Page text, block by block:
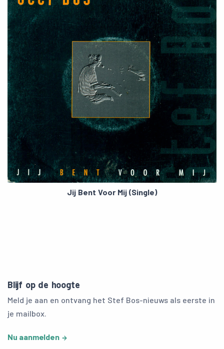
Jij Bent Voor Mij (Single)
Blijf op de hoogte
Meld je aan en ontvang het Stef Bos-nieuws als eerste in
je mailbox.
Nu aanmelden